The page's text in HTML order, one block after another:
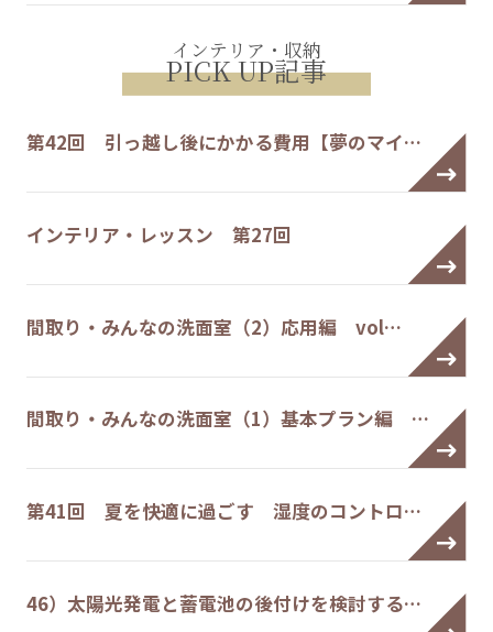
インテリア・収納
PICK UP記事
第42回 引っ越し後にかかる費用【夢のマイ…
インテリア・レッスン 第27回
間取り・みんなの洗面室（2）応用編 vol…
間取り・みんなの洗面室（1）基本プラン編 …
第41回 夏を快適に過ごす 湿度のコントロ…
46）太陽光発電と蓄電池の後付けを検討する…